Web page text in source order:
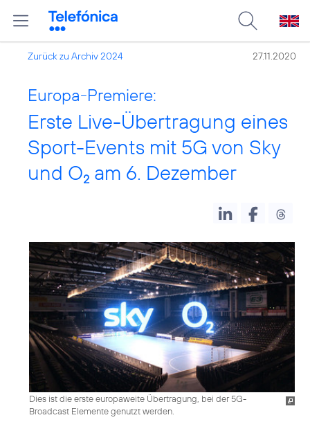
Zurück zu Archiv 2024 27.11.2020
Europa-Premiere:
Erste Live-Übertragung eines
Sport-Events mit 5G von Sky
und O2 am 6. Dezember
Dies ist die erste europaweite Übertragung, bei der 5G-
Broadcast Elemente genutzt werden.